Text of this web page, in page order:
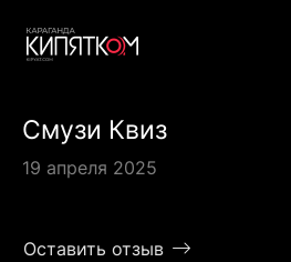
Смузи Квиз
19 апреля 2025
Оставить отзыв